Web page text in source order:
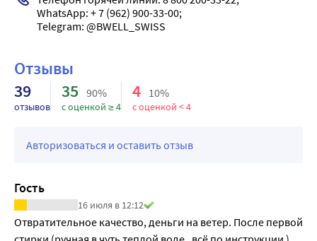
хронической венозной недостаточности, после
операций, для профилактики тромбоза глубоких вен.
Улучшает кровообращение ног, уменьшают отеки,
усталости ног, судорогах, тяжести в ногах.
В составе лайкра, чулки комфортные, мягкие.
Чулки с высокой растяжимостью и открытой стопой
Профессиональное тестирование уровня компрессии и
правильности распределения давления на
эффективность трикотажа B.Well.
Укрепленная пятка, объемная вязка 3D сотами с
дополнительной нитью повышают прочность изделия,
WhatsApp: + 7 (962) 900-33-00;
Отзывы
39
отзывов
35 90%
с оценкой ≥ 4
4 10%
с оценкой < 4
Авторизоваться и оставить отзыв
Гость
16 июля в 12:12
Отвратительное качество, деньги на ветер. После первой